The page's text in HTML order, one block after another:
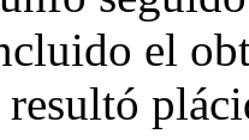
el
resultó